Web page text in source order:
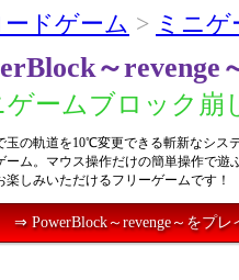
ドゲーム > ミニゲ
～revenge
ームブロック崩
玉の軌道を10℃変更できる斬新なシス
ーム。マウス操作だけの簡単操作で遊
楽しみいただけるフリーゲームです！
⇒ PowerBlock～revenge～をプレ